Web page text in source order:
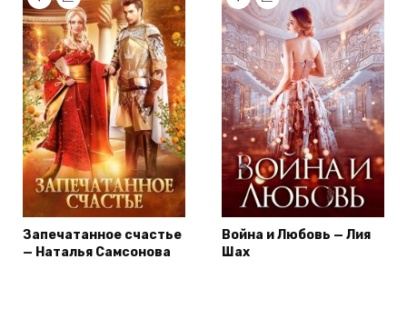
Запечатанное счастье
— Наталья Самсонова
Война и Любовь — Лия
Шах